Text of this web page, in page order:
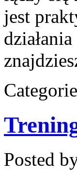
jest
Posted